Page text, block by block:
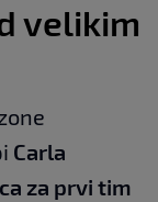
velikim
Carla
za prvi tim